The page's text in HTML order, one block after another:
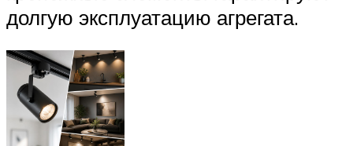
долгую эксплуатацию агрегата.